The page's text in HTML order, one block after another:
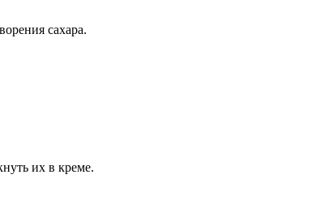
сахара.
их в креме.